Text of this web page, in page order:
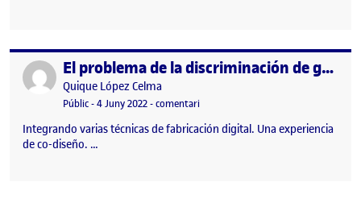
Publicat per El problema de la discriminación de genero . Avanzando en la PRA
Publicat per
Quique López Celma
Visibilitat:
Públic-Data de publicació
4 Juny 2022-comentariel El problema de la discriminación
Integrando varias técnicas de fabricación digital. Una experiencia
de co-diseño. …